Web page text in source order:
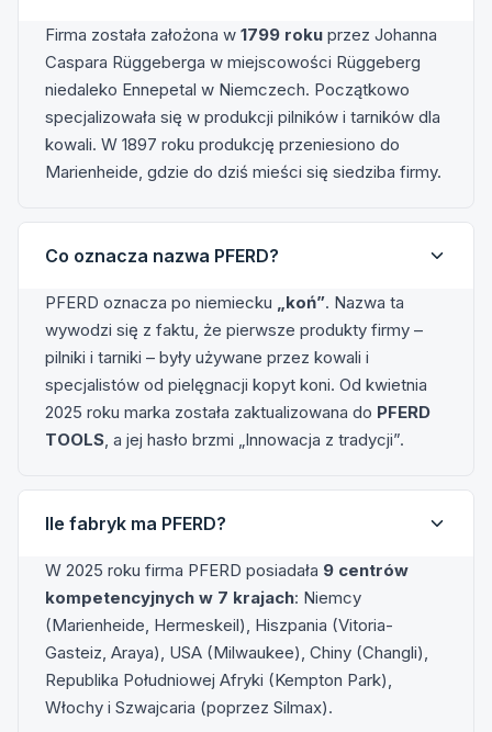
Firma została założona w 1799 roku przez Johanna
Caspara Rüggeberga w miejscowości Rüggeberg
niedaleko Ennepetal w Niemczech. Początkowo
specjalizowała się w produkcji pilników i tarników dla
kowali. W 1897 roku produkcję przeniesiono do
Marienheide, gdzie do dziś mieści się siedziba firmy.
Co oznacza nazwa PFERD?
PFERD oznacza po niemiecku „koń”. Nazwa ta
wywodzi się z faktu, że pierwsze produkty firmy –
pilniki i tarniki – były używane przez kowali i
specjalistów od pielęgnacji kopyt koni. Od kwietnia
2025 roku marka została zaktualizowana do PFERD
TOOLS , a jej hasło brzmi „Innowacja z tradycji”.
Ile fabryk ma PFERD?
W 2025 roku firma PFERD posiadała 9 centrów
kompetencyjnych w 7 krajach: Niemcy
(Marienheide, Hermeskeil), Hiszpania (Vitoria-
Gasteiz, Araya), USA (Milwaukee), Chiny (Changli),
Republika Południowej Afryki (Kempton Park),
Włochy i Szwajcaria (poprzez Silmax).